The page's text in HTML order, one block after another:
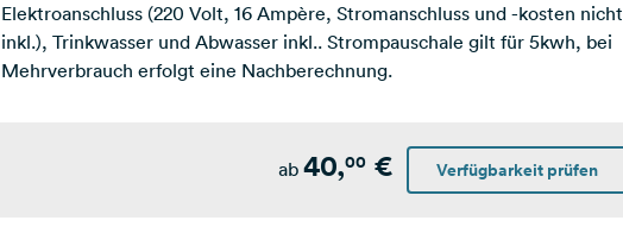
Elektroanschluss (220 Volt, 16 Ampère, Stromanschluss und -kosten nicht
inkl.), Trinkwasser und Abwasser inkl.. Strompauschale gilt für 5kwh, bei
Mehrverbrauch erfolgt eine Nachberechnung.
ab 40,00€ Verfügbarkeit prüfen